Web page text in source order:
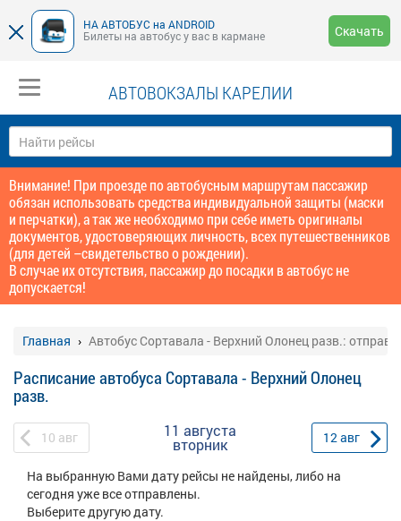
НА АВТОБУС на ANDROID
Билеты на автобус у вас в кармане
Скачать
АВТОВОКЗАЛЫ КАРЕЛИИ
Внимание! При проезде по автобусным маршрутам пассажир
обязан использовать средства индивидуальной защиты (маски
и перчатки), а так же необходимо при себе иметь оригиналы
документов, удостоверяющих личность, всех путешественников
(для детей –свидетельство о рождении).
В случае их отсутствия, пассажир до посадки в автобус не
допускается!
Главная Автобус Сортавала - Верхний Олонец разв.:
Расписание автобуса Сортавала - Верхний Олонец
разв.
10 авг 11 августа
вторник 12авг
На выбранную Вами дату рейсы не найдены, либо на
сегодня уже все отправлены.
Выберите другую дату.